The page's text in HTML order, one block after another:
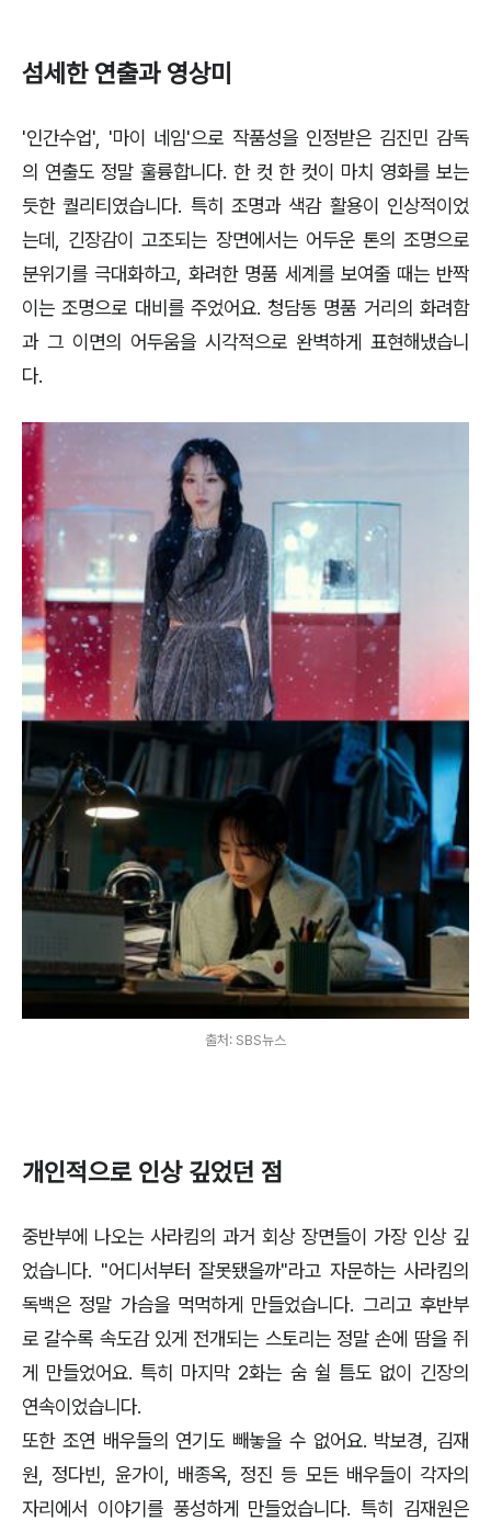
섬세한 연출과 영상미
'인간수업', '마이 네임'으로 작품성을 인정받은 김진민 감독
의 연출도 정말 훌륭합니다. 한 컷 한 컷이 마치 영화를 보는
듯한 퀄리티였습니다. 특히 조명과 색감 활용이 인상적이었
는데, 긴장감이 고조되는 장면에서는 어두운 톤의 조명으로
분위기를 극대화하고, 화려한 명품 세계를 보여줄 때는 반짝
이는 조명으로 대비를 주었어요. 청담동 명품 거리의 화려함
과 그 이면의 어두움을 시각적으로 완벽하게 표현해냈습니
다.
출처: SBS뉴스
개인적으로 인상 깊었던 점
중반부에 나오는 사라킴의 과거 회상 장면들이 가장 인상 깊
었습니다. "어디서부터 잘못됐을까"라고 자문하는 사라킴의
독백은 정말 가슴을 먹먹하게 만들었습니다. 그리고 후반부
로 갈수록 속도감 있게 전개되는 스토리는 정말 손에 땀을 쥐
게 만들었어요. 특히 마지막 2화는 숨 쉴 틈도 없이 긴장의
연속이었습니다.
또한 조연 배우들의 연기도 빼놓을 수 없어요. 박보경, 김재
원, 정다빈, 윤가이, 배종옥, 정진 등 모든 배우들이 각자의
자리에서 이야기를 풍성하게 만들었습니다. 특히 김재원은